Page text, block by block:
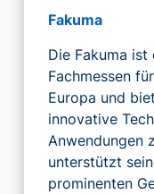
Fakuma
Die Fakuma
Fachmessen
Europa und
innovative
Anwendungen
unterstützt
prominenten